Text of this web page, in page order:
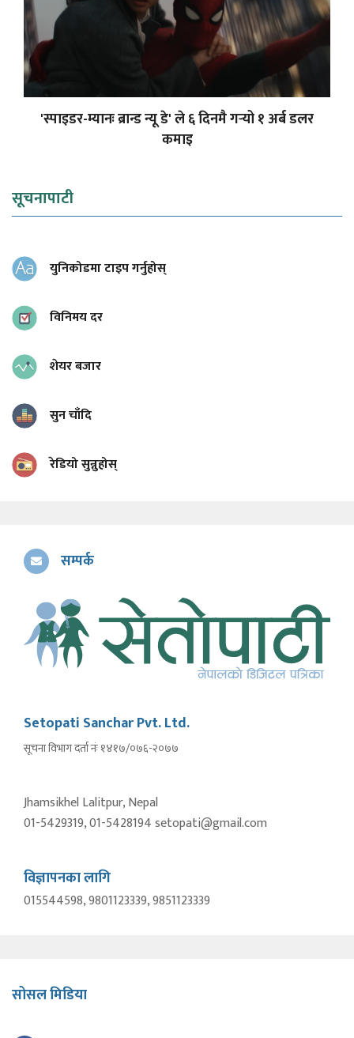
'स्पाइडर-म्यानः ब्रान्ड न्यू डे' ले ६ दिनमै गर्‍यो १ अर्ब डलर
कमाइ
सूचनापाटी
युनिकोडमा टाइप गर्नुहोस्
विनिमय दर
शेयर बजार
सुन चाँदि
रेडियो सुन्नुहोस्
सम्पर्क
Setopati Sanchar Pvt. Ltd.
सूचना विभाग दर्ता नंः १४१७/०७६-२०७७
Jhamsikhel Lalitpur, Nepal
01-5429319, 01-5428194 setopati@gmail.com
विज्ञापनका लागि
015544598, 9801123339, 9851123339
सोसल मिडिया